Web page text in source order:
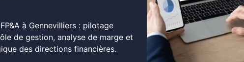
à Gennevilliers : pilotage
de gestion, analyse de marge et
des directions financières.